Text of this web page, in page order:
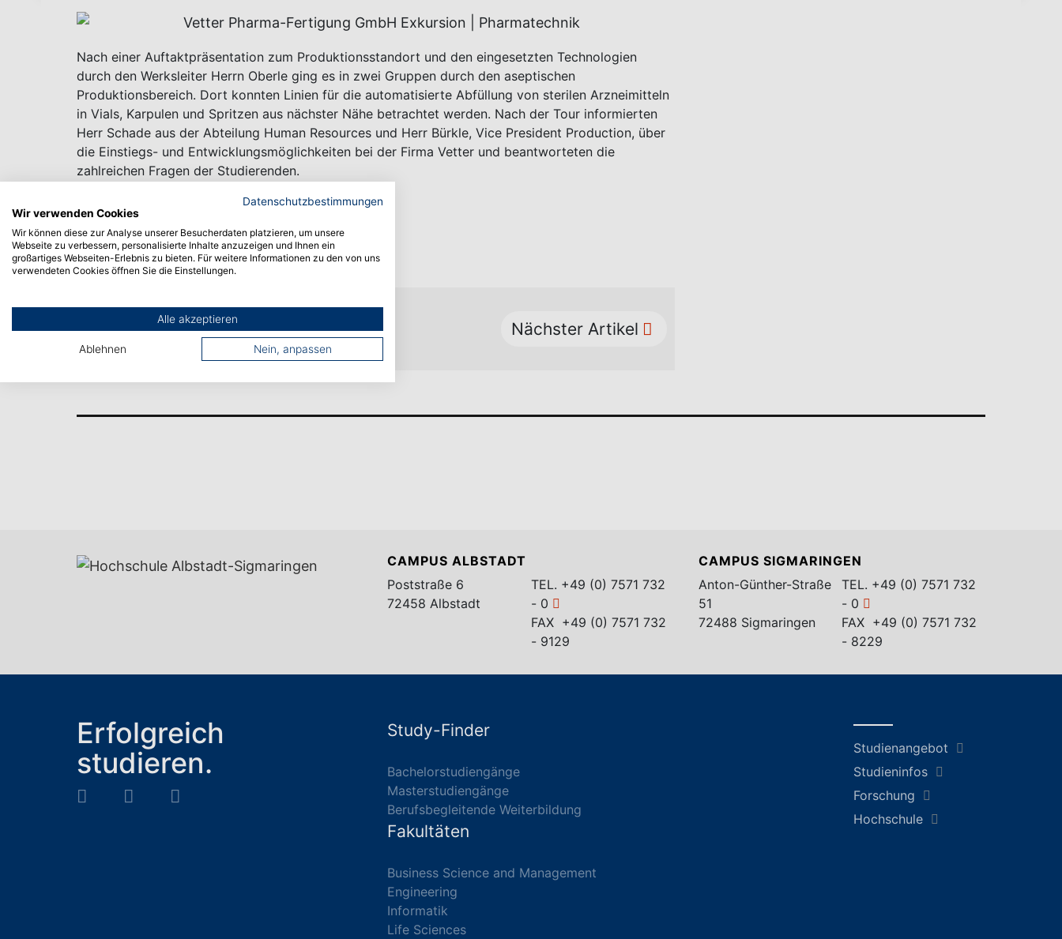
Nach einer Auftaktpräsentation zum Produktionsstandort und den eingesetzten Technologien
durch den Werksleiter Herrn Oberle ging es in zwei Gruppen durch den aseptischen
Produktionsbereich. Dort konnten Linien für die automatisierte Abfüllung von sterilen Arzneimitteln
in Vials, Karpulen und Spritzen aus nächster Nähe betrachtet werden. Nach der Tour informierten
Herr Schade aus der Abteilung Human Resources und Herr Bürkle, Vice President Production, über
die Einstiegs- und Entwicklungsmöglichkeiten bei der Firma Vetter und beantworteten die
zahlreichen Fragen der Studierenden.
Autor: Prof. Dr. Andreas Schmid
Vorheriger Artikel Nächster Artikel
CAMPUS ALBSTADT
Poststraße 6
72458 Albstadt
TEL. +49 (0) 7571 732
- 0
FAX +49 (0) 7571 732
- 9129
CAMPUS SIGMARINGEN
Anton-Günther-Straße
51
72488 Sigmaringen
TEL. +49 (0) 7571 732
- 0
FAX +49 (0) 7571 732
- 8229
Erfolgreich
studieren.
Study-Finder
Bachelorstudiengänge
Masterstudiengänge
Berufsbegleitende Weiterbildung
Fakultäten
Business Science and Management
Engineering
Informatik
Life Sciences
Studienangebot
Studieninfos
Forschung
Hochschule
Datenschutzbestimmungen
Wir verwenden Cookies
Wir können diese zur Analyse unserer Besucherdaten platzieren, um unsere
Webseite zu verbessern, personalisierte Inhalte anzuzeigen und Ihnen ein
großartiges Webseiten-Erlebnis zu bieten. Für weitere Informationen zu den von uns
verwendeten Cookies öffnen Sie die Einstellungen.
Alle akzeptieren
Ablehnen Nein, anpassen